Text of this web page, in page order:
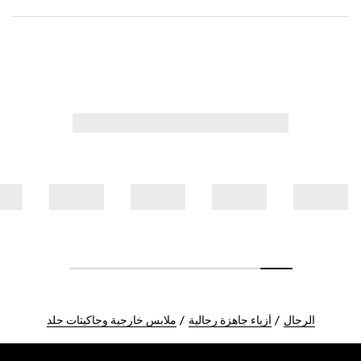
الرجال أزياء جاهزة رجالية ملابس خارجية وجاكيتات جلد